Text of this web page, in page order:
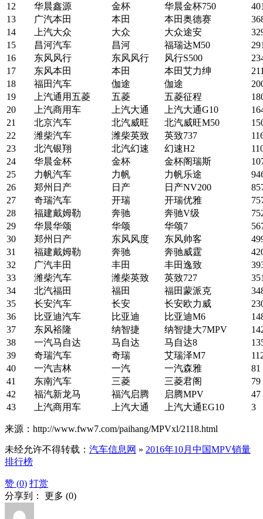
12
华晨鑫源 金杯 华晨金杯750
13
广汽本田 本田 本田奥德赛
14
上汽大众 大众 大众途安
15
昌河汽车 昌河 福瑞达M50
16
东风风行 东风风行 风行S500
17
东风本田 本田 本田艾力绅
18
福田汽车 伽途 伽途
19
上汽通用五菱 五菱 五菱征程
20
上汽商用车 上汽大通 上汽大通G10
21
北京汽车 北汽威旺 北汽威旺M50
22
潍柴汽车 潍柴英致 英致737
23
北汽银翔 北汽幻速 幻速H2
24
华晨金杯 金杯 金杯阁瑞斯
25
力帆汽车 力帆 力帆乐途
26
郑州日产 日产 日产NV200
27
奇瑞汽车 开瑞 开瑞优雅
28
福建戴姆勒 奔驰 奔驰V级
29
华晨华颂 华颂 华颂7
30
郑州日产 东风风度 东风帅客
31
福建戴姆勒 奔驰 奔驰威霆
32
广汽丰田 丰田 丰田逸致
33
潍柴汽车 潍柴英致 英致727
34
北汽福田 福田 福田蒙派克
35
长安汽车 长安 长安欧力威
36
比亚迪汽车 比亚迪 比亚迪M6
37
东风裕隆 纳智捷 纳智捷大7MPV
38
一汽马自达 马自达 马自达8
39
奇瑞汽车 奇瑞 艾瑞泽M7
40
一汽吉林 一汽 一汽森雅
81
41
东南汽车 三菱 三菱君阁
79
42
福汽新龙马 福汽启腾 启腾MPV
47
43
上汽商用车 上汽大通 上汽大通EG10 3
来源：http://www.fww7.com/paihang/MPVxl/2118.html
未经允许不得转载： 汽车信息网 » 2016年10月中国MPV销量
排行榜
赞 (0) 打赏
分享到： 更多 (0)